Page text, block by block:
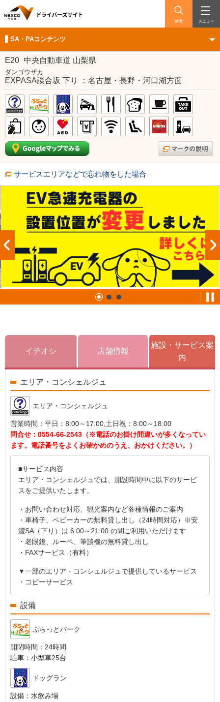
検索 メニュー
SA・PAコンテンツ
E20 中央自動車道 山梨県
ダンゴウザカ
EXPASA談合坂 下り ：名古屋・長野・河口湖方面
サービスエリアなどで忘れ物をした場合
イチオシ 店舗情報
施設・サービス案
内
エリア・コンシェルジュ
エリア・コンシェルジュ
営業時間： 平日：8:00～17:00,土日祝：8:00～18:00
問合せ： 0554-66-2543（※電話のお掛け間違いが多くなってい
ます。電話番号をよくお確かめのうえ、おかけください。）
■サービス内容
エリア・コンシェルジュでは、開設時間中に以下のサービ
スをご提供いたします。
・お問い合わせ対応、観光案内など各種情報のご案内
・車椅子、ベビーカーの無料貸し出し（24時間対応）
※安
濃SA（下り）は 6:00～21:00 の間ご利用いただけます
・老眼鏡、ルーペ、筆談機の無料貸し出し
・FAXサービス（有料）
▼一部のエリア・コンシェルジュで提供しているサービス
・コピーサービス
設備
ぷらっとパーク
開閉時間： 24時間
駐車： 小型車25台
ドッグラン
設備： 水飲み場